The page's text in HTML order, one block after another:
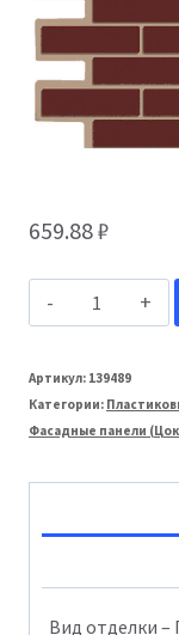
659.88₽
Количество
Фасадная
Модерн
Артикул: 139489
Категории:
Фасадные панели
Вид отделки –